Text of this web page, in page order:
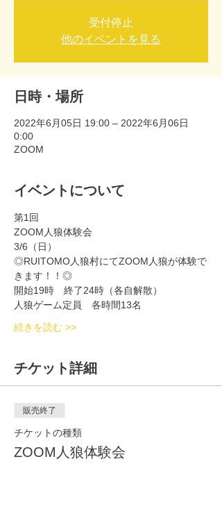
受付停止
他のイベントを見る
日時・場所
2022年6月05日 19:00 – 2022年6月06日
0:00
ZOOM
イベントについて
第1回
ZOOM人狼体験会
3/6（日）
◎RUITOMO人狼村にてZOOM人狼が体験で
きます！！◎
開始19時　終了24時（各自解散）
人狼ゲーム定員　各時間13名
続きを読む >>
チケット詳細
販売終了
チケットの種類
ZOOM人狼体験会